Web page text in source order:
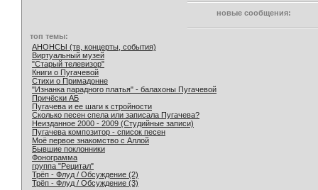
новые сообщения:
топ темы:
АНОНСЫ (тв, концерты, события)
Виртуальный музей
"Старый телевизор"
Книги о Пугачевой
Стихи о Примадонне
"Изнанка парадного платья" - балахоны Пугачевой
Причёски АБ
Пугачева и ее шаги к стройности
Сколько песен спела или записала Пугачева?
Неизданное 2000 - 2009 (Студийные записи)
Пугачева композитор - список песен
Моё первое знакомство с Аллой
Бывшие поклонники
Фонограмма
группа "Рецитал"
Трёп - Флуд / Обсуждение (2)
Трёп - Флуд / Обсуждение (3)